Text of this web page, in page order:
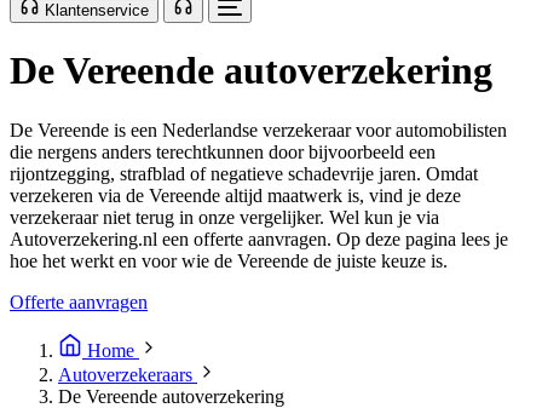
Klantenservice
De Vereende autoverzekering
De Vereende is een Nederlandse verzekeraar voor automobilisten
die nergens anders terechtkunnen door bijvoorbeeld een
rijontzegging, strafblad of negatieve schadevrije jaren. Omdat
verzekeren via de Vereende altijd maatwerk is, vind je deze
verzekeraar niet terug in onze vergelijker. Wel kun je via
Autoverzekering.nl een offerte aanvragen. Op deze pagina lees je
hoe het werkt en voor wie de Vereende de juiste keuze is.
Offerte aanvragen
Home
Autoverzekeraars
De Vereende autoverzekering